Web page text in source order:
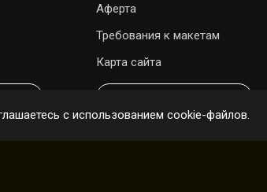
Аферта
Требования к макетам
Карта сайта
с использованием cookie-файлов.